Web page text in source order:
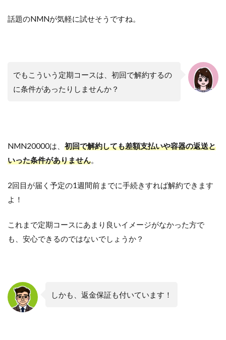
話題のNMNが気軽に試せそうですね。
でもこういう定期コースは、初回で解約するの
に条件があったりしませんか？
NMN20000は、 初回で解約しても差額支払いや容器の返送と
いった条件がありません。
2回目が届く予定の1週間前までに手続きすれば解約できます
よ！
これまで定期コースにあまり良いイメージがなかった方で
も、安心できるのではないでしょうか？
しかも、返金保証も付いています！